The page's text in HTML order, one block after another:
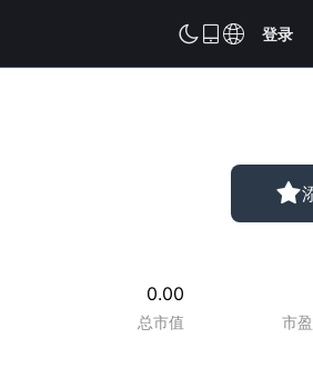
 登录

0.00
总市值 市